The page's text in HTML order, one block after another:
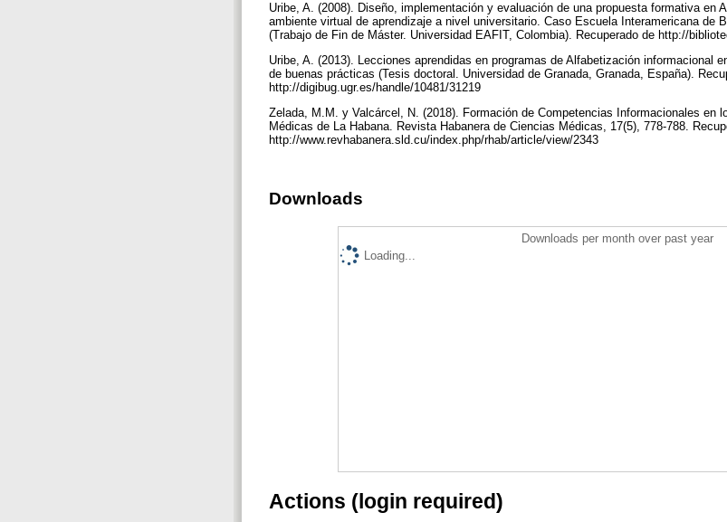
Uribe, A. (2008). Diseño, implementación y evaluación de una propuesta formativa en
ambiente virtual de aprendizaje a nivel universitario. Caso Escuela Interamericana de
(Trabajo de Fin de Máster. Universidad EAFIT, Colombia). Recuperado de http://
Uribe, A. (2013). Lecciones aprendidas en programas de Alfabetización informacional
de buenas prácticas (Tesis doctoral. Universidad de Granada, Granada, España).
http://digibug.ugr.es/handle/10481/31219
Zelada, M.M. y Valcárcel, N. (2018). Formación de Competencias Informacionales en
Médicas de La Habana. Revista Habanera de Ciencias Médicas, 17(5), 778-788.
http://www.revhabanera.sld.cu/index.php/rhab/article/view/2343
Downloads
Downloads per month over past year
Loading...
Actions (login required)